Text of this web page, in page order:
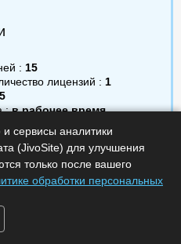
: 15
лицензий : 1
:в рабочее время
Получить КП
сервисы аналитики
(JivoSite) для улучшения
только после вашего
обработки персональных